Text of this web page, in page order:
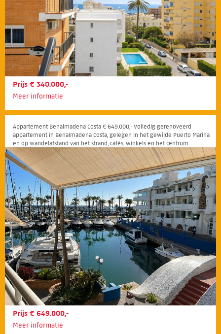
Prijs € 340.000,-
Meer informatie
Appartement Benalmadena Costa € 649.000,- Volledig gerenoveerd
appartement in Benalmádena Costa, gelegen in het gewilde Puerto Marina
en op wandelafstand van het strand, cafés, winkels en het centrum.
Prijs € 649.000,-
Meer informatie